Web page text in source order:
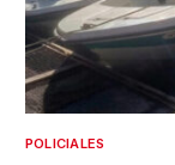
POLICIALES